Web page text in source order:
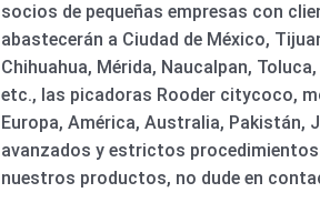
socios de pequeñas empresas con
abastecerán a Ciudad de México,
Chihuahua, Mérida, Naucalpan,
etc., las picadoras Rooder citycoco,
Europa, América, Australia,
avanzados y estrictos
nuestros productos, no dude en